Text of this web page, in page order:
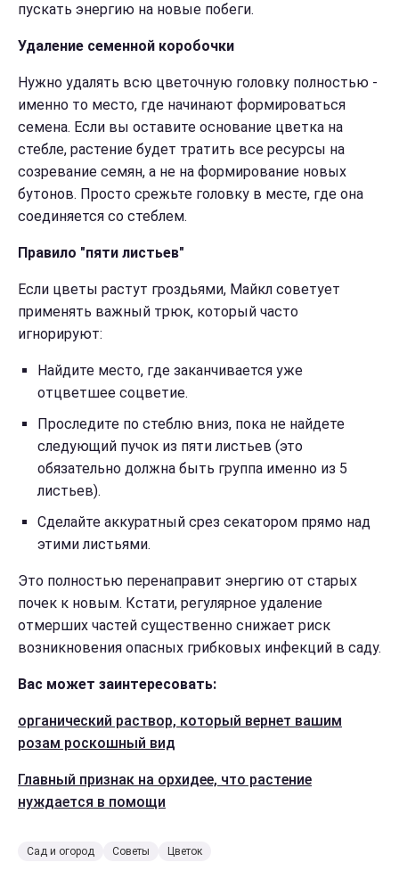
пускать энергию на новые побеги.
Удаление семенной коробочки
Нужно удалять всю цветочную головку полностью -
именно то место, где начинают формироваться
семена. Если вы оставите основание цветка на
стебле, растение будет тратить все ресурсы на
созревание семян, а не на формирование новых
бутонов. Просто срежьте головку в месте, где она
соединяется со стеблем.
Правило "пяти листьев"
Если цветы растут гроздьями, Майкл советует
применять важный трюк, который часто
игнорируют:
Найдите место, где заканчивается уже
отцветшее соцветие.
Проследите по стеблю вниз, пока не найдете
следующий пучок из пяти листьев (это
обязательно должна быть группа именно из 5
листьев).
Сделайте аккуратный срез секатором прямо над
этими листьями.
Это полностью перенаправит энергию от старых
почек к новым. Кстати, регулярное удаление
отмерших частей существенно снижает риск
возникновения опасных грибковых инфекций в саду.
Вас может заинтересовать:
органический раствор, который вернет вашим
розам роскошный вид
Главный признак на орхидее, что растение
нуждается в помощи
Сад и огород Советы Цветок